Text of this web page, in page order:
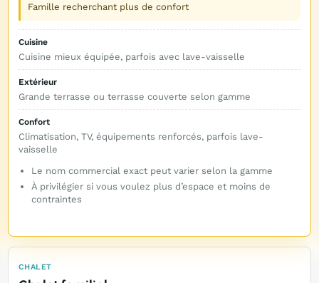
Famille recherchant plus de confort
Cuisine
Cuisine mieux équipée, parfois avec lave-vaisselle
Extérieur
Grande terrasse ou terrasse couverte selon gamme
Confort
Climatisation, TV, équipements renforcés, parfois lave-
vaisselle
Le nom commercial exact peut varier selon la gamme
À privilégier si vous voulez plus d’espace et moins de
contraintes
CHALET